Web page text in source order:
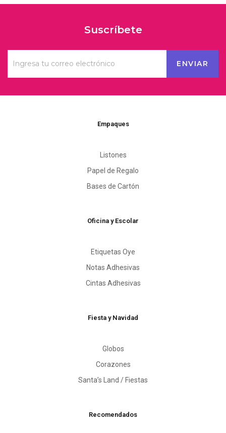
Suscríbete
Empaques
Listones
Papel de Regalo
Bases de Cartón
Oficina y Escolar
Etiquetas Oye
Notas Adhesivas
Cintas Adhesivas
Fiesta y Navidad
Globos
Corazones
Santa’s Land / Fiestas
Recomendados